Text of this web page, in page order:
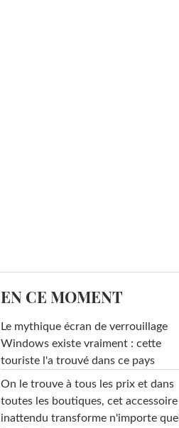
EN CE MOMENT
Le mythique écran de verrouillage
Windows existe vraiment : cette
touriste l'a trouvé dans ce pays
On le trouve à tous les prix et dans
toutes les boutiques, cet accessoire
inattendu transforme n'importe quel